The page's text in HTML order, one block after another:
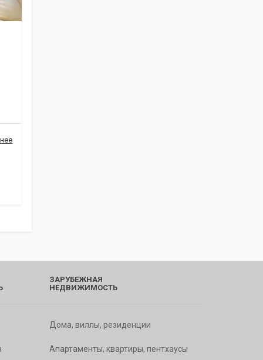
ЗАРУБЕЖНАЯ
НЕДВИЖИМОСТЬ
Дома, виллы, резиденции
Апартаменты, квартиры, пентхаусы